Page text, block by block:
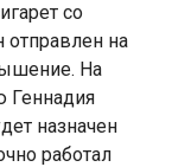
со
отправлен на
На
Геннадия
назначен
работал